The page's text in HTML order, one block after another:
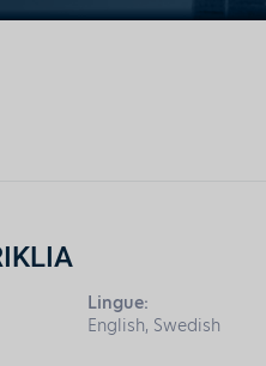
Lingue:
English, Swedish